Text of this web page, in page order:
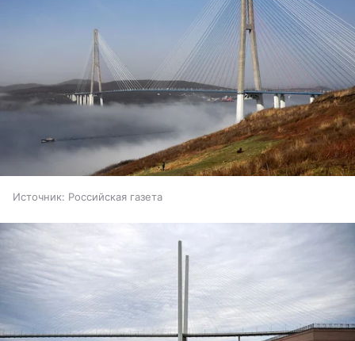
Источник: Российская газета